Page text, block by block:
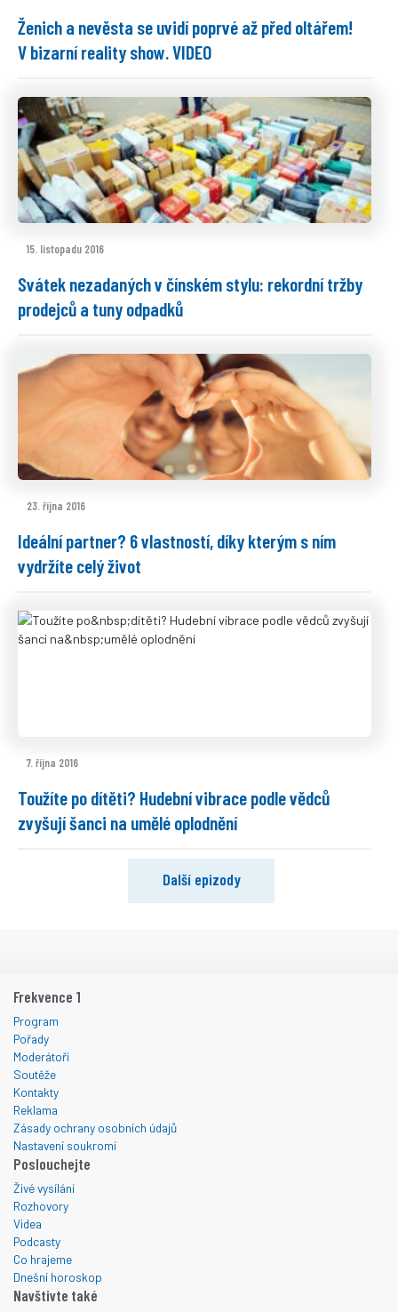
Ženich a nevěsta se uvidí poprvé až před oltářem!
V bizarní reality show. VIDEO
15. listopadu 2016
Svátek nezadaných v čínském stylu: rekordní tržby
prodejců a tuny odpadků
23. října 2016
Ideální partner? 6 vlastností, díky kterým s ním
vydržíte celý život
7. října 2016
Toužíte po dítěti? Hudební vibrace podle vědců
zvyšují šanci na umělé oplodnění
Další epizody
Frekvence 1
Program
Pořady
Moderátoři
Soutěže
Kontakty
Reklama
Zásady ochrany osobních údajů
Nastavení soukromí
Poslouchejte
Živé vysílání
Rozhovory
Videa
Podcasty
Co hrajeme
Dnešní horoskop
Navštivte také